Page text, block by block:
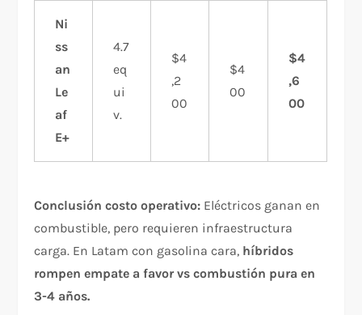
Ni
ss
an
Le
af
E+
4.7
eq
ui
v.
$4
,2
00
$4
00
$4
,6
00
Conclusión costo operativo: Eléctricos ganan en
combustible, pero requieren infraestructura
carga. En Latam con gasolina cara, híbridos
rompen empate a favor vs combustión pura en
3-4 años.